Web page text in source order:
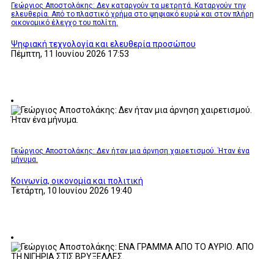
Γεώργιος Αποστολάκης: Δεν καταργούν τα μετρητά. Καταργούν την
ελευθερία. Από το πλαστικό χρήμα στο ψηφιακό ευρώ και στον πλήρη
οικονομικό έλεγχο του πολίτη.
Ψηφιακή τεχνολογία και ελευθερία προσώπου
Πέμπτη, 11 Ιουνίου 2026 17:53
Γεώργιος Αποστολάκης: Δεν ήταν μια άρνηση χαιρετισμού. Ήταν ένα
μήνυμα.
Κοινωνία, οικονομία και πολιτική
Τετάρτη, 10 Ιουνίου 2026 19:40